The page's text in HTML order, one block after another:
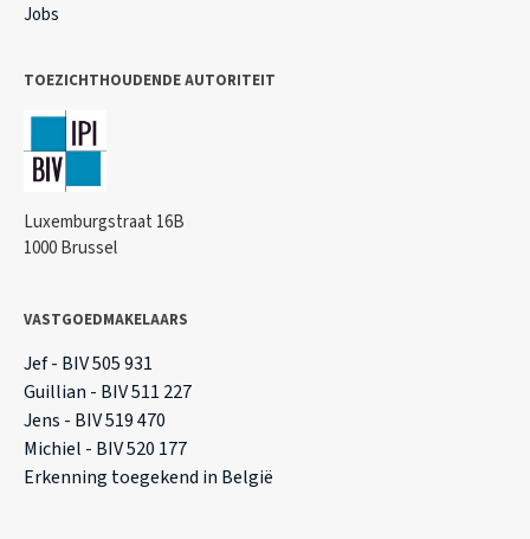
Jobs
TOEZICHTHOUDENDE AUTORITEIT
Luxemburgstraat 16B
1000 Brussel
VASTGOEDMAKELAARS
Jef - BIV 505 931
Guillian - BIV 511 227
Jens - BIV 519 470
Michiel - BIV 520 177
Erkenning toegekend in België